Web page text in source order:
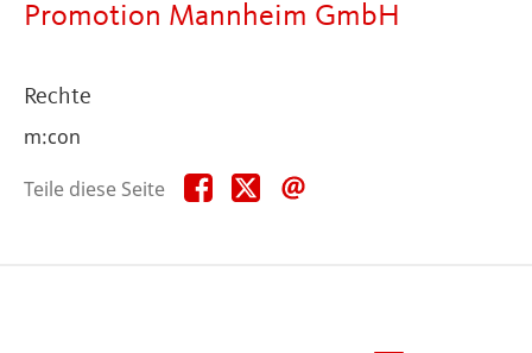
Promotion Mannheim GmbH
Rechte
m:con
Teile diese Seite
Teile
diese
Teile
diese